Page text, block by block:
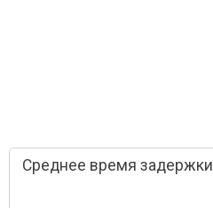
Среднее время